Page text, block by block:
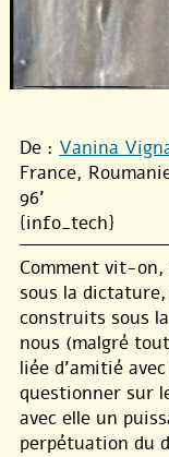
De : Vanina
France,
96'
{info_tech}
Comment vit-on,
sous la
construits sous
nous (malgré
liée d’amitié
questionner sur
avec elle un
perpétuation du